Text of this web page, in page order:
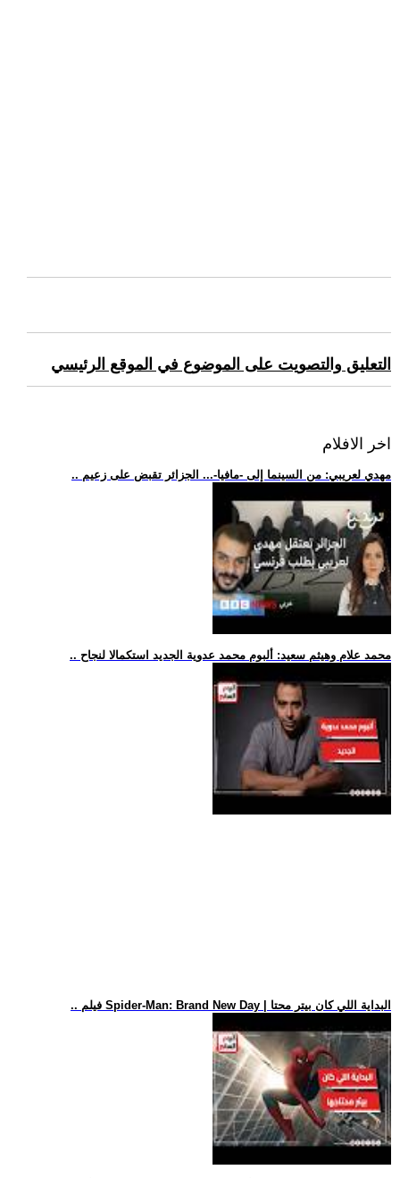
التعليق والتصويت على الموضوع في الموقع الرئيسي
اخر الافلام
.. مهدي لعريبي: من السينما إلى -مافيا-... الجزائر تقبض على زعيم
.. محمد علام وهيثم سعيد: ألبوم محمد عدوية الجديد استكمالا لنجاح
.. فيلم Spider-Man: Brand New Day | البداية اللي كان بيتر محتا